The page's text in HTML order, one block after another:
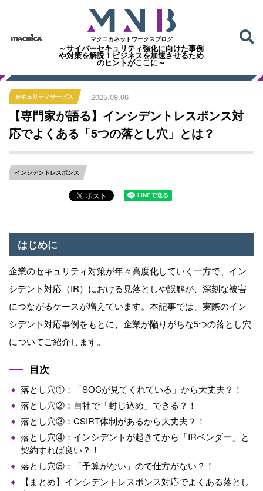
マクニカネットワークスブログ
～サイバーセキュリティ強化に向けた事例
や対策を解説！ビジネスを加速させるため
のヒントがここに～
セキュリティサービス 2025.08.06
【専門家が語る】インシデントレスポンス対
応でよくある「5つの落とし穴」とは？
インシデントレスポンス
│
はじめに
企業のセキュリティ対策が年々高度化していく一方で、イン
シデント対応（IR）における見落としや誤解が、深刻な被害
につながるケースが増えています。本記事では、実際のイン
シデント対応事例をもとに、企業が陥りがちな5つの落とし穴
についてご紹介します。
目次
落とし穴①：「SOCが見てくれている」から大丈夫？！
落とし穴②：自社で「封じ込め」できる？！
落とし穴③：CSIRT体制があるから大丈夫？！
落とし穴④：インシデントが起きてから「IRベンダー」と
契約すれば良い？！
落とし穴⑤：「予算がない」ので仕方がない？！
【まとめ】インシデントレスポンス対応でよくある落とし